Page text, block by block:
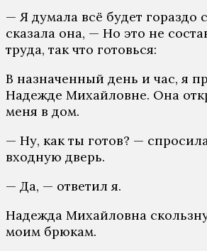
— Я думала всё будет гораздо
сказала она, — Но это не
труда, так что готовься:
В назначенный день и час, я
Надежде Михайловне. Она
меня в дом.
— Ну, как ты готов? —
входную дверь.
— Да, — ответил я.
Надежда Михайловна
моим брюкам.